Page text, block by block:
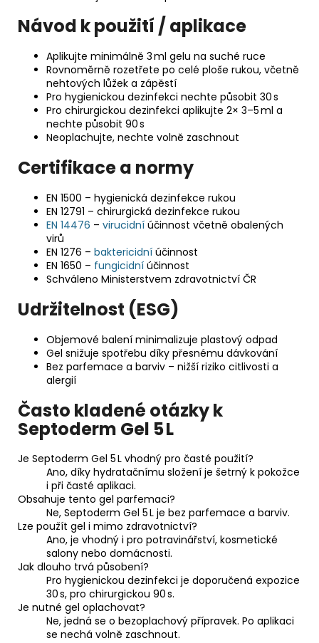
Návod k použití / aplikace
Aplikujte minimálně 3 ml gelu na suché ruce
Rovnoměrně rozetřete po celé ploše rukou, včetně
nehtových lůžek a zápěstí
Pro hygienickou dezinfekci nechte působit 30 s
Pro chirurgickou dezinfekci aplikujte 2× 3–5 ml a
nechte působit 90 s
Neoplachujte, nechte volně zaschnout
Certifikace a normy
EN 1500 – hygienická dezinfekce rukou
EN 12791 – chirurgická dezinfekce rukou
EN 14476 – virucidní účinnost včetně obalených
virů
EN 1276 – baktericidní účinnost
EN 1650 – fungicidní účinnost
Schváleno Ministerstvem zdravotnictví ČR
Udržitelnost (ESG)
Objemové balení minimalizuje plastový odpad
Gel snižuje spotřebu díky přesnému dávkování
Bez parfemace a barviv – nižší riziko citlivosti a
alergií
Často kladené otázky k
Septoderm Gel 5 L
Je Septoderm Gel 5 L vhodný pro časté použití?
Ano, díky hydratačnímu složení je šetrný k pokožce
i při časté aplikaci.
Obsahuje tento gel parfemaci?
Ne, Septoderm Gel 5 L je bez parfemace a barviv.
Lze použít gel i mimo zdravotnictví?
Ano, je vhodný i pro potravinářství, kosmetické
salony nebo domácnosti.
Jak dlouho trvá působení?
Pro hygienickou dezinfekci je doporučená expozice
30 s, pro chirurgickou 90 s.
Je nutné gel oplachovat?
Ne, jedná se o bezoplachový přípravek. Po aplikaci
se nechá volně zaschnout.